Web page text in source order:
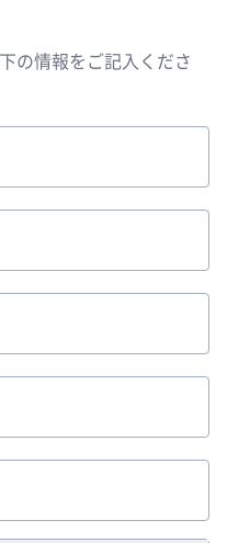
の情報をご記入くださ